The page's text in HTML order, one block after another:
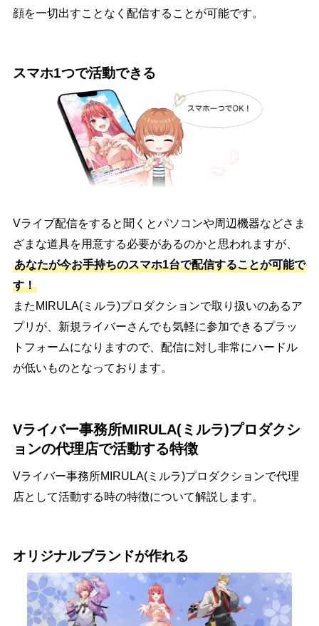
顔を一切出すことなく配信することが可能です。
スマホ1つで活動できる
Vライブ配信をすると聞くとパソコンや周辺機器などさま
ざまな道具を用意する必要があるのかと思われますが、
あなたが今お手持ちのスマホ1台で配信することが可能で
す！
またMIRULA(ミルラ)プロダクションで取り扱いのあるア
プリが、新規ライバーさんでも気軽に参加できるプラッ
トフォームになりますので、配信に対し非常にハードル
が低いものとなっております。
Vライバー事務所MIRULA(ミルラ)プロダクシ
ョンの代理店で活動する特徴
Vライバー事務所MIRULA(ミルラ)プロダクションで代理
店として活動する時の特徴について解説します。
オリジナルブランドが作れる